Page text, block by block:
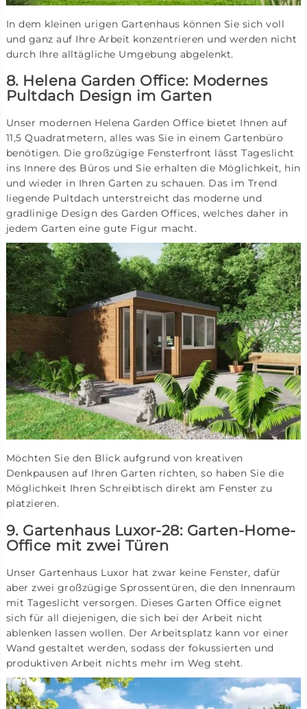
In dem kleinen urigen Gartenhaus können Sie sich voll
und ganz auf Ihre Arbeit konzentrieren und werden nicht
durch Ihre alltägliche Umgebung abgelenkt.
8. Helena Garden Office: Modernes
Pultdach Design im Garten
Unser modernen Helena Garden Office bietet Ihnen auf
11,5 Quadratmetern, alles was Sie in einem Gartenbüro
benötigen. Die großzügige Fensterfront lässt Tageslicht
ins Innere des Büros und Sie erhalten die Möglichkeit, hin
und wieder in Ihren Garten zu schauen. Das im Trend
liegende Pultdach unterstreicht das moderne und
gradlinige Design des Garden Offices, welches daher in
jedem Garten eine gute Figur macht.
Möchten Sie den Blick aufgrund von kreativen
Denkpausen auf Ihren Garten richten, so haben Sie die
Möglichkeit Ihren Schreibtisch direkt am Fenster zu
platzieren.
9. Gartenhaus Luxor-28: Garten-Home-
Office mit zwei Türen
Unser Gartenhaus Luxor hat zwar keine Fenster, dafür
aber zwei großzügige Sprossentüren, die den Innenraum
mit Tageslicht versorgen. Dieses Garten Office eignet
sich für all diejenigen, die sich bei der Arbeit nicht
ablenken lassen wollen. Der Arbeitsplatz kann vor einer
Wand gestaltet werden, sodass der fokussierten und
produktiven Arbeit nichts mehr im Weg steht.